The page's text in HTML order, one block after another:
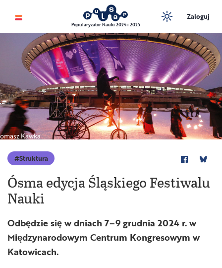
Popularyzator Nauki 2024 i 2025
Zaloguj
omasz Kawka
Struktura
Ósma edycja Śląskiego Festiwalu
Nauki
Odbędzie się w dniach 7–9 grudnia 2024 r. w
Międzynarodowym Centrum Kongresowym w
Katowicach.